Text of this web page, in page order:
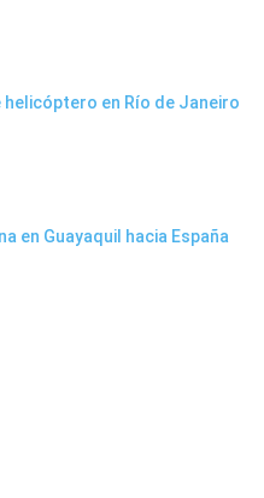
en Río de Janeiro
en Guayaquil hacia España